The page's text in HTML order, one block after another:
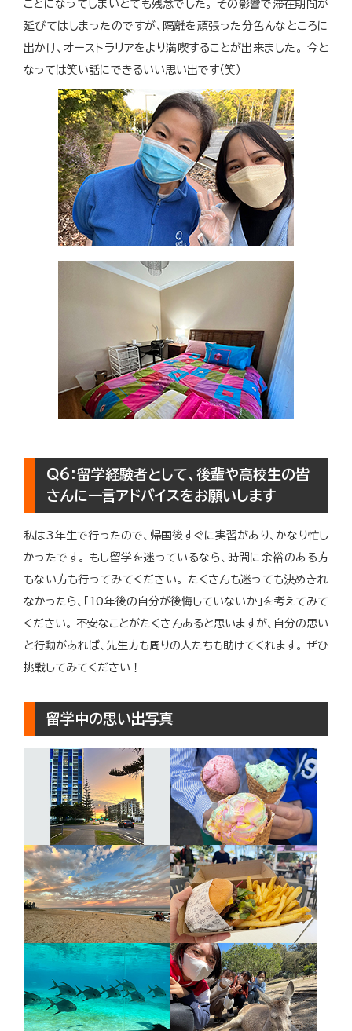
ことになってしまいとても残念でした。
その影響で滞在期間が
延びてはしまったのですが、隔離を頑張った分色んなところに
出かけ、オーストラリアをより満喫することが出来ました。
今と
なっては笑い話にできるいい思い出です（笑）
Q6：留学経験者として、後輩や高校生の皆
さんに一言アドバイスをお願いします
私は3年生で行ったので、帰国後すぐに実習があり、かなり忙し
かったです。
もし留学を迷っているなら、時間に余裕のある方
もない方も行ってみてください。
たくさんも迷っても決めきれ
なかったら、「10年後の自分が後悔していないか」を考えてみて
ください。 不安なことがたくさんあると思いますが、自分の思い
と行動があれば、先生方も周りの人たちも助けてくれます。 ぜひ
挑戦してみてください！
留学中の思い出写真